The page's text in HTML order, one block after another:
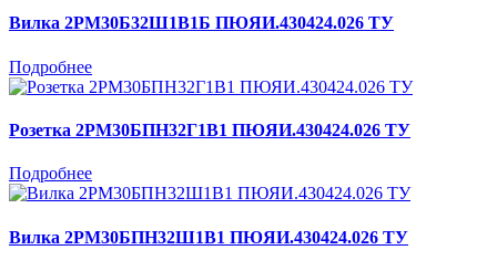
Вилка 2РМ30Б32Ш1В1Б ПЮЯИ.430424.026 ТУ
Подробнее
Розетка 2РМ30БПН32Г1В1 ПЮЯИ.430424.026 ТУ
Подробнее
Вилка 2РМ30БПН32Ш1В1 ПЮЯИ.430424.026 ТУ